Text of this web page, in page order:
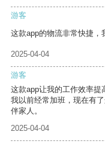
游客
这款app的物流非常快捷，
2025-04-04
游客
这款app让我的工作效率提
我以前经常加班，现在有
伴家人。
2025-04-04